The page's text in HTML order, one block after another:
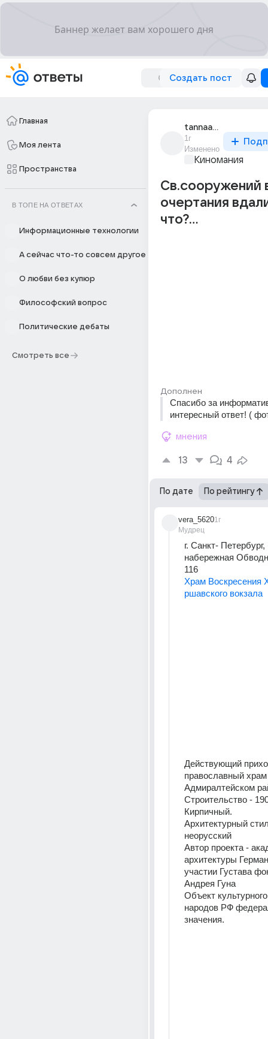
Создать пост
Главная
Моя лента
Пространства
В ТОПЕ НА ОТВЕТАХ
Информационные технологии
А сейчас что-то совсем другое
О любви без купюр
Философский вопрос
Политические дебаты
Смотреть все
tannaanna
1г
Изменено
Киномания
Св.сооружений
очертания
что?...
Дополнен
Спасибо за
интересный ответ! (
мнения
13 4
По дате По рейтингу
vera_5620
Мудрец
1г
г. Санкт- Петербург,
набережная
116
Храм Воскресения
ршавского вокзала
Действующий
православный
Адмиралтейском
Строительство -
Кирпичный.
Архитектурный
неорусский
Автор проекта -
архитектуры
участии Густава
Андрея Гуна
Объект
народов РФ
значения.